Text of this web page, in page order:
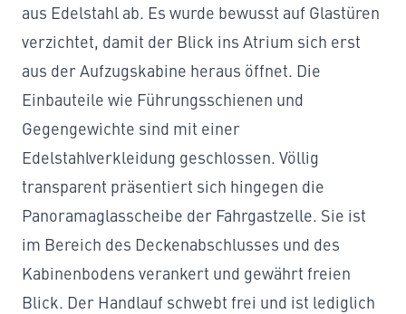
aus Edelstahl ab. Es wurde bewusst auf Glastüren
verzichtet, damit der Blick ins Atrium sich erst
aus der Aufzugskabine heraus öffnet. Die
Einbauteile wie Führungsschienen und
Gegengewichte sind mit einer
Edelstahlverkleidung geschlossen. Völlig
transparent präsentiert sich hingegen die
Panoramaglasscheibe der Fahrgastzelle. Sie ist
im Bereich des Deckenabschlusses und des
Kabinenbodens verankert und gewährt freien
Blick. Der Handlauf schwebt frei und ist lediglich